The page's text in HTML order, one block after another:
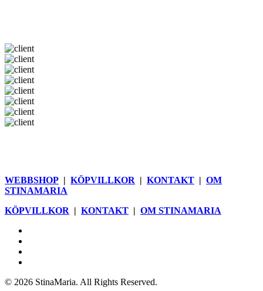
WEBBSHOP | KÖPVILLKOR | KONTAKT | OM
STINAMARIA
KÖPVILLKOR | KONTAKT | OM STINAMARIA
© 2026 StinaMaria. All Rights Reserved.